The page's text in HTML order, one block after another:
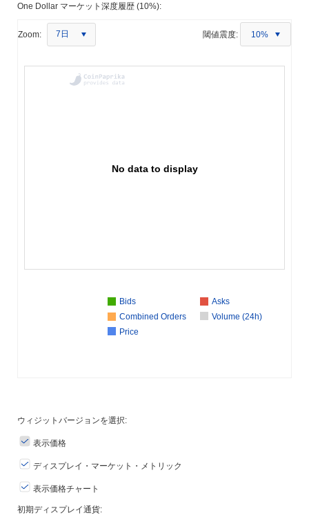
One Dollar マーケット深度履歴 (10%):
Zoom: 7日 閾値震度: 10%
No data to display
Bids
Asks
Combined Orders
Volume (24h)
Price
ウィジットバージョンを選択:
表示価格
ディスプレイ・マーケット・メトリック
表示価格チャート
初期ディスプレイ通貨: